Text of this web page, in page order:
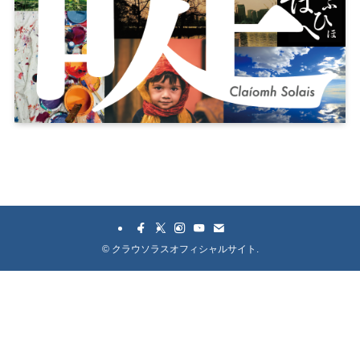
©クラウソラスオフィシャルサイト.